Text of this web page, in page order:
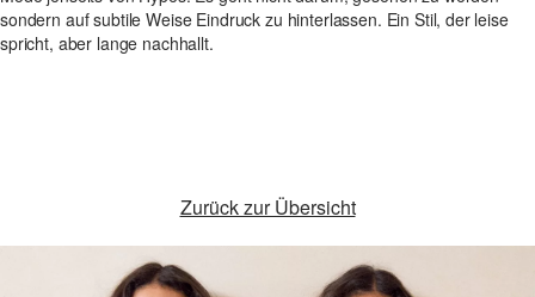
sondern auf subtile Weise Eindruck zu hinterlassen. Ein Stil, der leise
spricht, aber lange nachhallt.
Zurück zur Übersicht